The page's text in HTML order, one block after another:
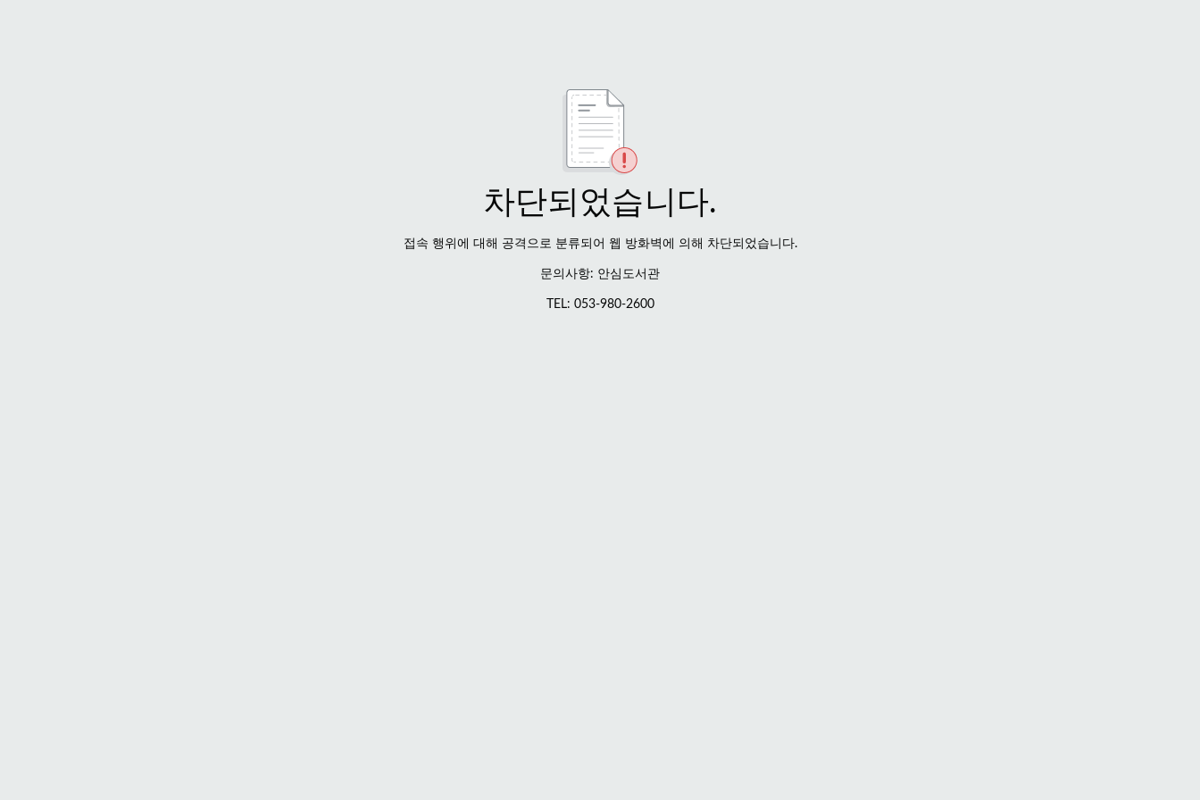
차단되었습니다.
접속 행위에 대해 공격으로 분류되어 웹 방화벽에 의해 차단되었습니다.
문의사항: 안심도서관
TEL: 053-980-2600